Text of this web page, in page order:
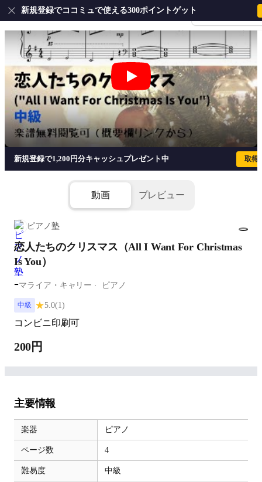
会員登録・ログイ
新規登録でココミュで使える300ポイントゲット
恋人たちのクリスマス（All I Want
新規登録で1,200円分キャッシュプレゼント中 取得
動画 プレビュー
ピアノ塾
恋人たちのクリスマス（All I Want For Christmas
Is You）
-マライア・キャリー ピアノ
中級 ★5.0(1)
コンビニ印刷可
200円
主要情報
楽器 ピアノ
ページ数 4
難易度 中級